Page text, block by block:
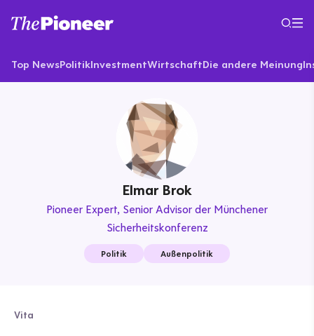
Top NewsPolitikInvestmentWirtschaftDie andere Meinung
Elmar Brok
Pioneer Expert Senior Advisor der Münchener
Sicherheitskonferenz
Politik Außenpolitik
Vita